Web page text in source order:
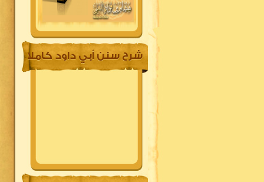
شرح سنن أبي داود كاملا